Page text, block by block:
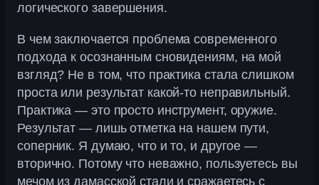
логического завершения.
В чем заключается проблема современного
подхода к осознанным сновидениям, на мой
взгляд? Не в том, что практика стала слишком
проста или результат какой-то неправильный.
Практика — это просто инструмент, оружие.
Результат — лишь отметка на нашем пути,
соперник. Я думаю, что и то, и другое —
вторично. Потому что неважно, пользуетесь вы
мечом из дамасской стали и сражаетесь с